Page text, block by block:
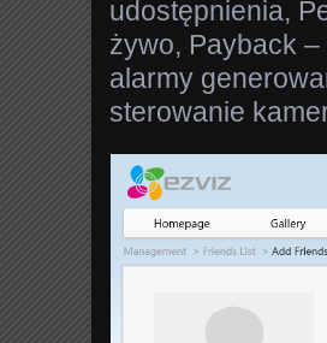
udostępnienia,
żywo, Payback –
alarmy
sterowanie